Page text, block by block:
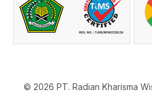
© 2026 PT. Radian Kharisma